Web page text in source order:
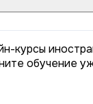
курсы
обучение